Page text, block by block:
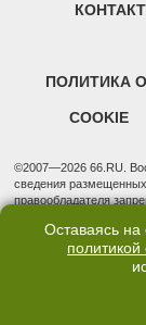
ПОЛИТИКА
COOKIE
©2007—2026 66.RU.
сведения
правообладателя
надзору в сфере
(Роскомнадзор).
Учредитель:
3, оф. 7015
обл., г. Екатеринбург,
Оставаясь на